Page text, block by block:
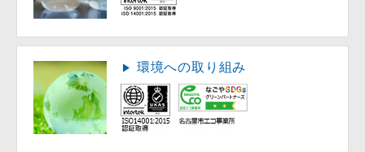
環境への取り組み